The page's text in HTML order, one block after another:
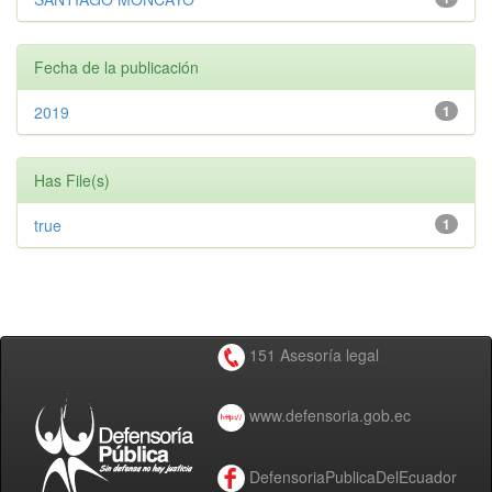
Fecha de la publicación
1
2019
Has File(s)
1
true
151 Asesoría legal
www.defensoria.gob.ec
DefensoriaPublicaDelEcuador